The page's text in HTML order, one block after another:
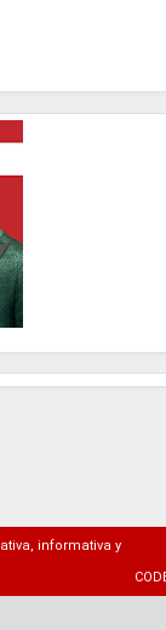
informativa y